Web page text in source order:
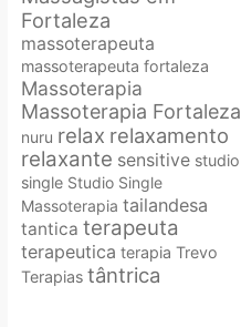
Fortaleza
massoterapeuta
massoterapeuta fortaleza
Massoterapia
Massoterapia Fortaleza
nuru relax relaxamento
relaxante sensitive studio
single Studio Single
Massoterapia tailandesa
tantica terapeuta
terapeutica terapia Trevo
Terapias tântrica